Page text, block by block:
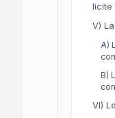
licite
V)
A)
B)
VI)